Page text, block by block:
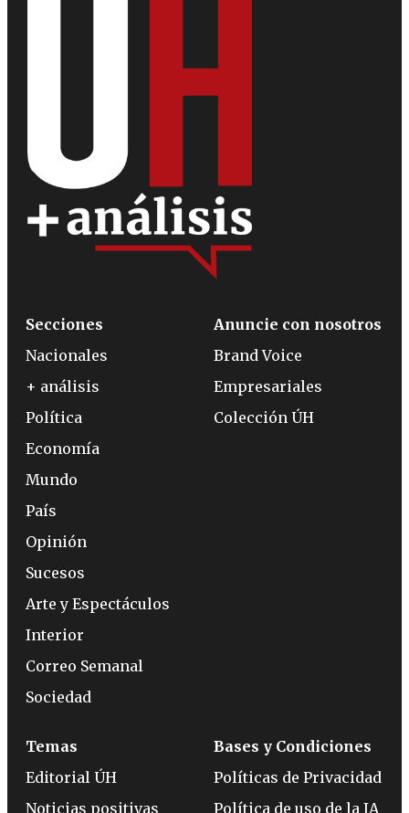
Secciones
Nacionales
+ análisis
Política
Economía
Mundo
País
Opinión
Sucesos
Arte y Espectáculos
Interior
Correo Semanal
Sociedad
Anuncie con nosotros
Brand Voice
Empresariales
Colección ÚH
Temas
Editorial ÚH
Noticias positivas
Bases y Condiciones
Políticas de Privacidad
Política de uso de la IA